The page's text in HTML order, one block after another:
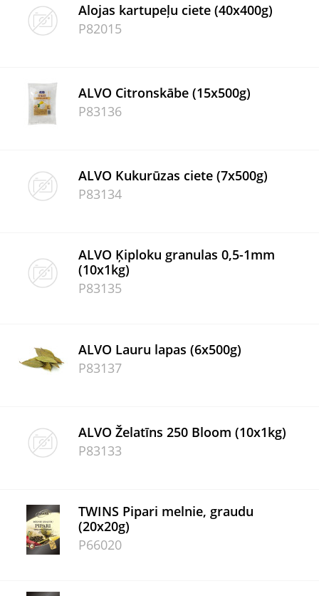
Alojas kartupeļu ciete (40x400g)
P82015
ALVO Citronskābe (15x500g)
P83136
ALVO Kukurūzas ciete (7x500g)
P83134
ALVO Ķiploku granulas 0,5-1mm
(10x1kg)
P83135
ALVO Lauru lapas (6x500g)
P83137
ALVO Želatīns 250 Bloom (10x1kg)
P83133
TWINS Pipari melnie, graudu
(20x20g)
P66020